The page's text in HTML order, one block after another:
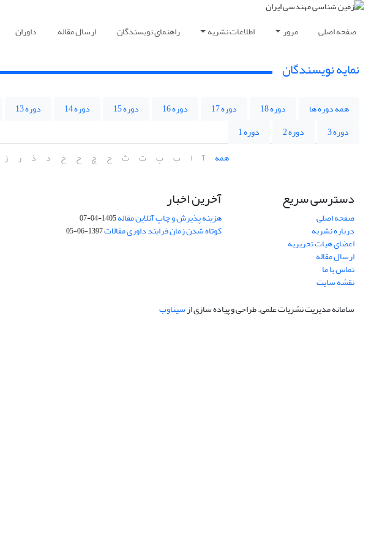
صفحه اصلی مرور اطلاعات نشریه راهنمای نویسندگان ارسال مقاله داوران
نمایه نویسندگان
همه دوره ها دوره 18 دوره 17 دوره 16 دوره 15 دوره 14 دوره 13
دوره 3
دوره 2
دوره 1
همه
آ ا ب پ ت ث ج چ ح خ د ذ ر ز
دسترسی سریع
صفحه اصلی
درباره نشریه
اعضای هیات تحریریه
ارسال مقاله
تماس با ما
نقشه سایت
آخرین اخبار
هزینه پذیرش و چاپ آنلاین مقاله1405-04-07
کوتاه شدن زمان فرایند داوری مقالات1397-06-05
سامانه مدیریت نشریات علمی.طراحی و پیاده سازی ازسیناوب